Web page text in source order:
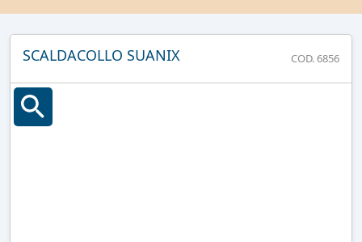
SCALDACOLLO SUANIX COD. 6856